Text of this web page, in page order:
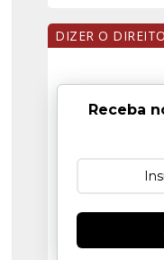
DIZER O
Receba